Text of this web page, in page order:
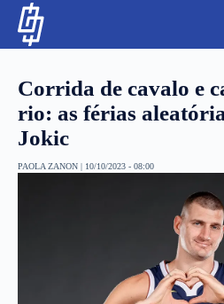
LUTAS E
NFL
MLS
Corrida de cavalo e
rio: as férias
Jokic
PAOLA ZANON | 10/10/2023 - 08:00